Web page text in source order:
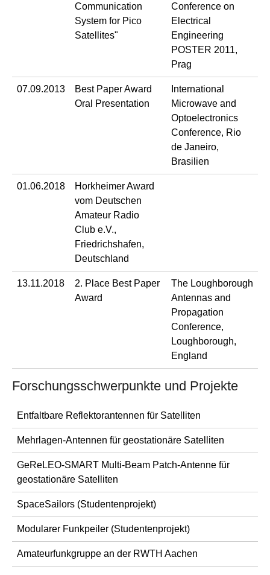
Communication
System for Pico
Satellites"
Conference on
Electrical
Engineering
POSTER 2011,
Prag
07.09.2013
Best Paper Award
Oral Presentation
International
Microwave and
Optoelectronics
Conference, Rio
de Janeiro,
Brasilien
01.06.2018
Horkheimer Award
vom Deutschen
Amateur Radio
Club e.V.,
Friedrichshafen,
Deutschland
13.11.2018
2. Place Best Paper
Award
The Loughborough
Antennas and
Propagation
Conference,
Loughborough,
England
Forschungsschwerpunkte und Projekte
Entfaltbare Reflektorantennen für Satelliten
Mehrlagen-Antennen für geostationäre Satelliten
GeReLEO-SMART Multi-Beam Patch-Antenne für
geostationäre Satelliten
SpaceSailors (Studentenprojekt)
Modularer Funkpeiler (Studentenprojekt)
Amateurfunkgruppe an der RWTH Aachen